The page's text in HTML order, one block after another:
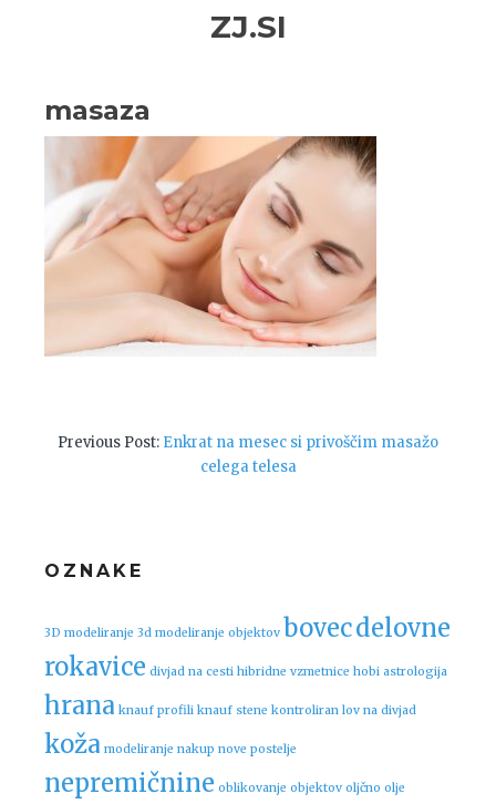
ZJ.SI
masaza
Navigacija
Previous Post: Previous
Enkrat na mesec si privoščim masažo
celega telesa
OZNAKE
3D modeliranje 3d modeliranje objektov bovecdelovne
rokavice divjad na cesti hibridne vzmetnice hobi astrologija
hrana knauf profili knauf stene kontroliran lov na divjad
koža modeliranje nakup nove postelje
nepremičnine oblikovanje objektov oljčno olje